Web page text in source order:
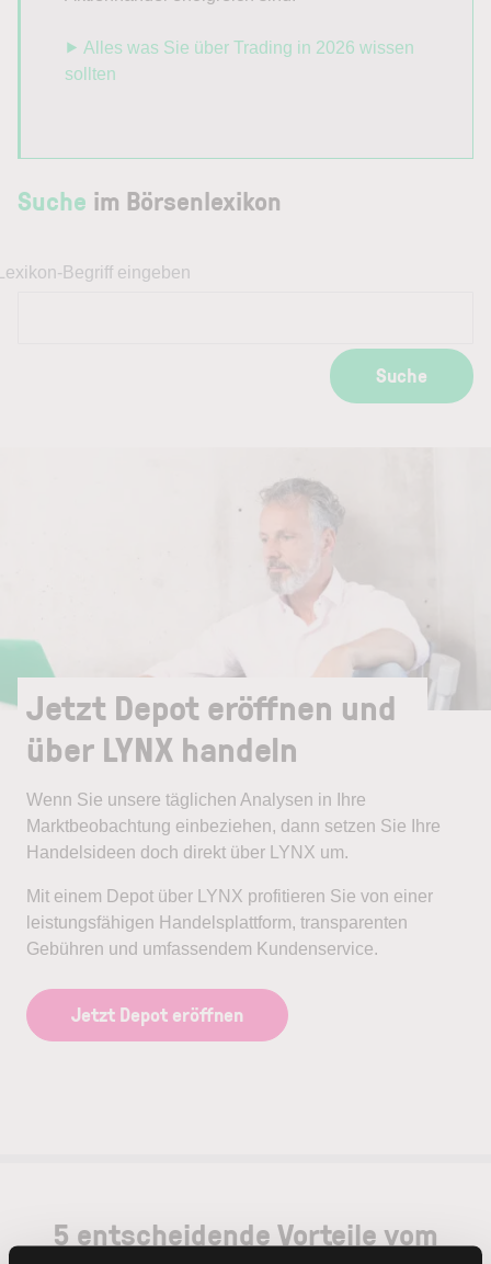
⯈ Alles was Sie über Trading in 2026 wissen
sollten
Suche im Börsenlexikon
Begriff eingeben
Suche
Jetzt Depot eröffnen und
über LYNX handeln
Wenn Sie unsere täglichen Analysen in Ihre
Marktbeobachtung einbeziehen, dann setzen Sie Ihre
Handelsideen doch direkt über LYNX um.
Mit einem Depot über LYNX profitieren Sie von einer
leistungsfähigen Handelsplattform, transparenten
Gebühren und umfassendem Kundenservice.
Jetzt Depot eröffnen
5 entscheidende Vorteile vom